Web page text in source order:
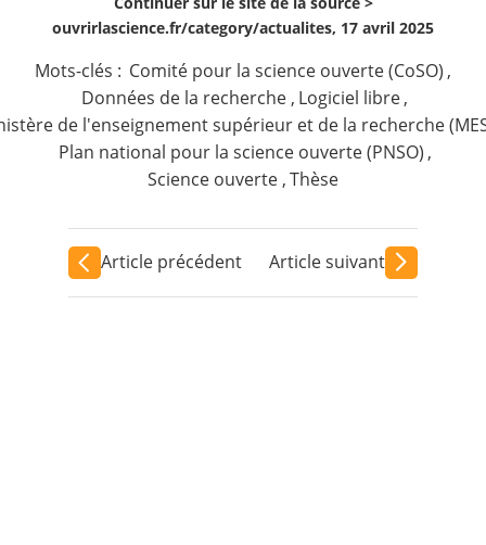
ouvrirlascience.fr/category/actualites, 17 avril 2025
Mots-clés : Comité pour la science ouverte (CoSO) ,
Données de la recherche , Logiciel libre,
de l'enseignement supérieur et de la recherche
Plan national pour la science ouverte (PNSO) ,
Science ouverte ,Thèse
Article précédent Article suivant